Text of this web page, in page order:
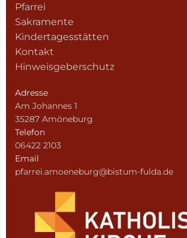
Pfarrei
Sakramente
Kindertagesstätten
Kontakt
Hinweisgeberschutz
Adresse
Am Johannes 1
35287 Amöneburg
Telefon
06422 2103
Email
pfarrei.amoeneburg@bistum-fulda.de